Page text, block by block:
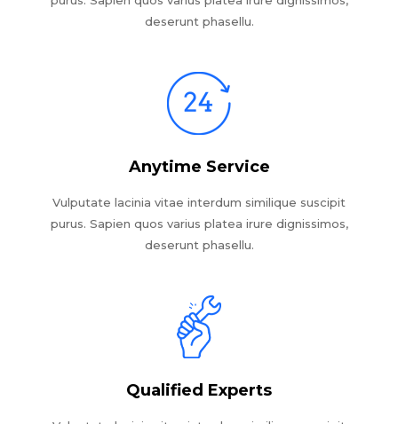
deserunt phasellu.
Anytime Service
Vulputate lacinia vitae interdum similique suscipit
purus. Sapien quos varius platea irure dignissimos,
deserunt phasellu.
Qualified Experts